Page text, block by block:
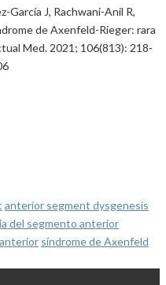
García J, Rachwani-Anil R,
de Axenfeld-Rieger: rara
Med. 2021; 106(813): 218-
anterior segment dysgenesis
del segmento anterior
síndrome de Axenfeld